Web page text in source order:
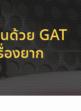
ด้วย GAT
องยาก